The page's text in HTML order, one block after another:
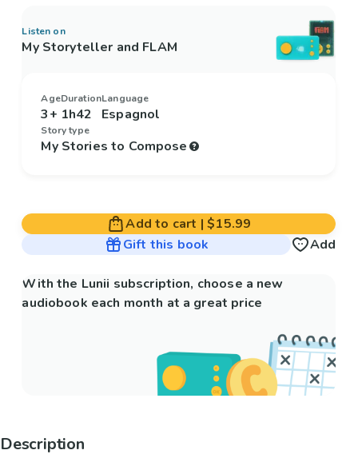
Listen on
My Storyteller and FLAM
Age
3+
Duration
1h42
Language
Espagnol
Story type
My Stories to Compose
Add to cart |$15.99
Gift this book
Add
With the Lunii subscription, choose a new
audiobook each month at a great price
Description